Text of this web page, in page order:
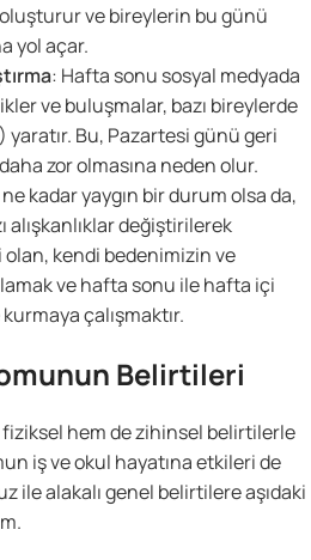
oluşturur ve bireylerin bu günü
yol açar.
: Hafta sonu sosyal medyada
ve buluşmalar, bazı bireylerde
yaratır. Bu, Pazartesi günü geri
zor olmasına neden olur.
kadar yaygın bir durum olsa da,
alışkanlıklar değiştirilerek
kendi bedenimizin ve
ve hafta sonu ile hafta içi
çalışmaktır.
Belirtileri
hem de zihinsel belirtilerle
iş ve okul hayatına etkileri de
ile alakalı genel belirtilere aşıdaki